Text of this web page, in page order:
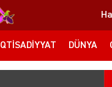
İQTISADIYYAT DÜNYA